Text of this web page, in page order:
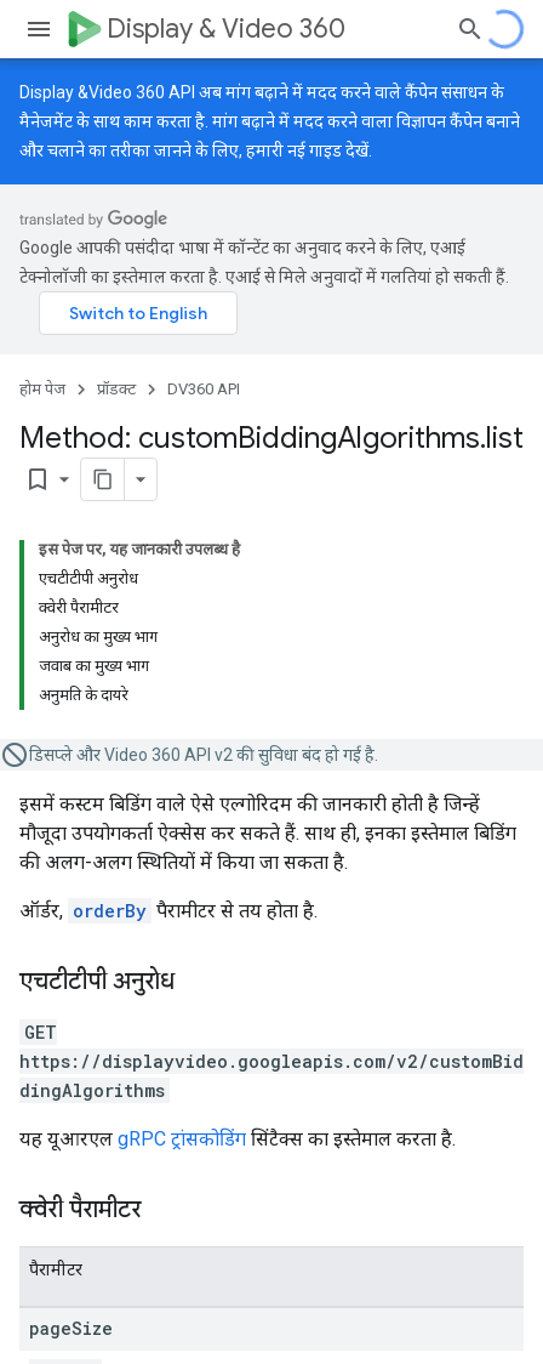
Display & Video 360
Display &Video 360 API अब मांग बढ़ाने में मदद करने वाले कैंपेन संसाधन के
मैनेजमेंट के साथ काम करता है. मांग बढ़ाने में मदद करने वाला विज्ञापन कैंपेन बनाने
और चलाने का तरीका जानने के लिए, हमारीनई गाइडदेखें.
Google आपकी पसंदीदा भाषा में कॉन्टेंट का अनुवाद करने के लिए, एआई
टेक्नोलॉजी का इस्तेमाल करता है. एआई से मिले अनुवादों में गलतियां हो सकती हैं.
होम पेज प्रॉडक्ट DV360 API
Method: customBiddingAlgorithms.list
bookmark_border
इस पेज पर, यह जानकारी उपलब्ध है
एचटीटीपी अनुरोध
क्वेरी पैरामीटर
अनुरोध का मुख्य भाग
जवाब का मुख्य भाग
अनुमति के दायरे
डिसप्ले और Video 360 API v2 की सुविधा बंद हो गई है.
इसमें कस्टम बिडिंग वाले ऐसे एल्गोरिदम की जानकारी होती है जिन्हें
मौजूदा उपयोगकर्ता ऐक्सेस कर सकते हैं. साथ ही, इनका इस्तेमाल बिडिंग
की अलग-अलग स्थितियों में किया जा सकता है.
ऑर्डर, orderBy पैरामीटर से तय होता है.
एचटीटीपी अनुरोध
GET
https://displayvideo.googleapis.com/v2/customBid
dingAlgorithms
यह यूआरएल gRPC ट्रांसकोडिंग सिंटैक्स का इस्तेमाल करता है.
क्वेरी पैरामीटर
पैरामीटर
pageSize